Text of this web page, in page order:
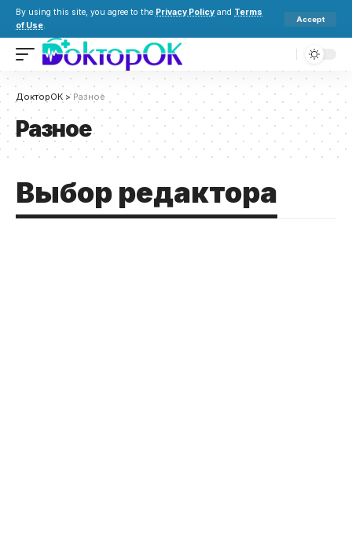
By using this site, you agree to the Privacy Policy and Terms
of Use.
Accept
ДокторОК > Разное
Разное
Выбор редактора